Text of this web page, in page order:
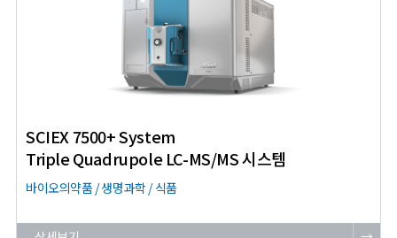
SCIEX 7500+ System
Triple Quadrupole LC-MS/MS 시스템
바이오의약품 / 생명과학 / 식품